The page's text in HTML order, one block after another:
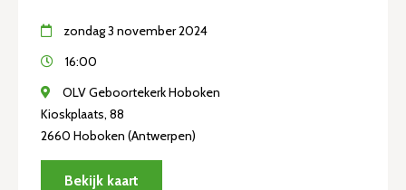
zondag 3 november 2024
16:00
OLV Geboortekerk Hoboken
Kioskplaats, 88
2660 Hoboken (Antwerpen)
Bekijk kaart